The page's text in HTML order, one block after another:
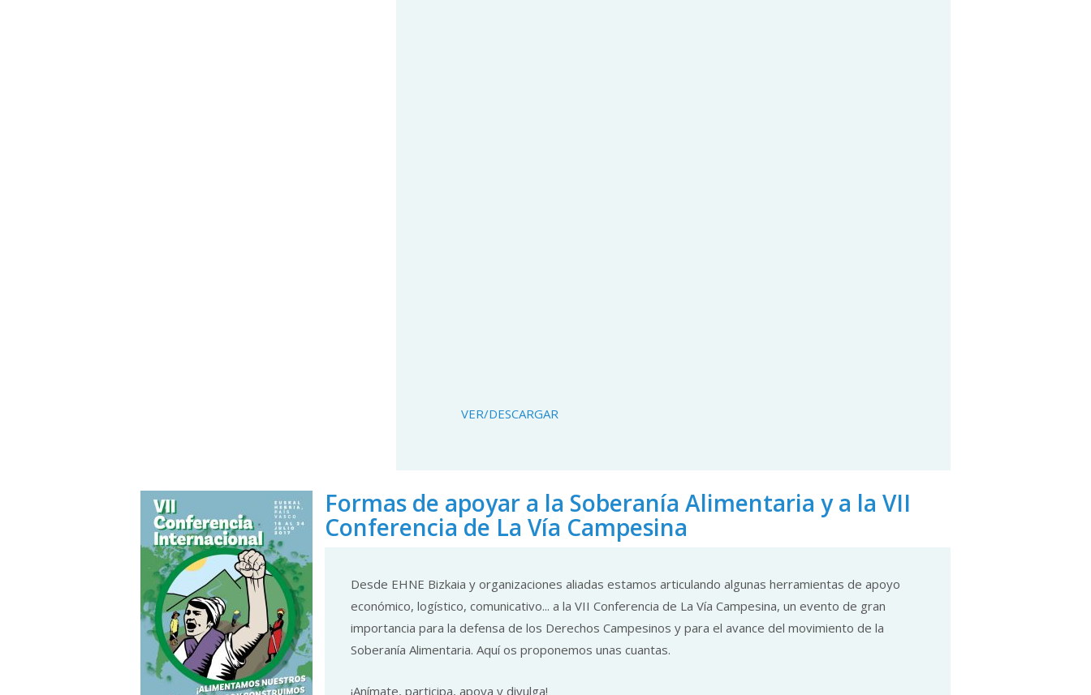
VER/DESCARGAR
Formas de apoyar a la Soberanía Alimentaria y a la VII
Conferencia de La Vía Campesina
Desde EHNE Bizkaia y organizaciones aliadas estamos articulando algunas herramientas de apoyo
económico, logístico, comunicativo... a la VII Conferencia de La Vía Campesina, un evento de gran
importancia para la defensa de los Derechos Campesinos y para el avance del movimiento de la
Soberanía Alimentaria. Aquí os proponemos unas cuantas.
¡Anímate, participa, apoya y divulga!